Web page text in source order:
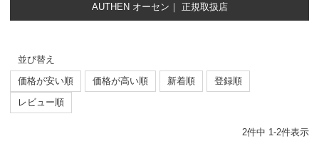
AUTHEN オーセン｜ 正規取扱店
並び替え
価格が安い順
価格が高い順 新着順
登録順
レビュー順
2件中 1-2件表示